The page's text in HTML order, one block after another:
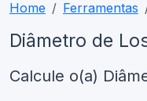
Home Ferramentas
Diâmetro de
Calcule o(a)